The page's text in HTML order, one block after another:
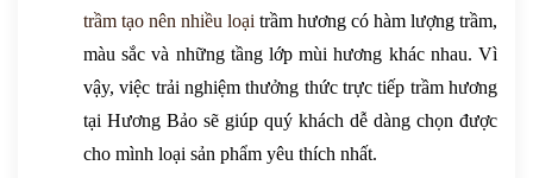
trầm tạo nên nhiều loại trầm hương có hàm lượng trầm,
màu sắc và những tầng lớp mùi hương khác nhau. Vì
vậy, việc trải nghiệm thưởng thức trực tiếp trầm hương
tại Hương Bảo sẽ giúp quý khách dễ dàng chọn được
cho mình loại sản phẩm yêu thích nhất.